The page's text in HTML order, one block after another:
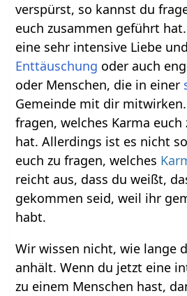
verspürst, so kannst du
euch zusammen geführt
eine sehr intensive Liebe
Enttäuschung oder auch
oder Menschen, die in einer
Gemeinde mit dir
fragen, welches Karma
hat. Allerdings ist es nicht
euch zu fragen, welches
reicht aus, dass du weißt,
gekommen seid, weil ihr
habt.
Wir wissen nicht, wie lange
anhält. Wenn du jetzt eine
zu einem Menschen hast,